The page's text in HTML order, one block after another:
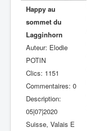
Happy au
sommet du
Lagginhorn
Auteur: Elodie
POTIN
Clics: 1151
Commentaires: 0
Description:
05|07|2020
Suisse, Valais E